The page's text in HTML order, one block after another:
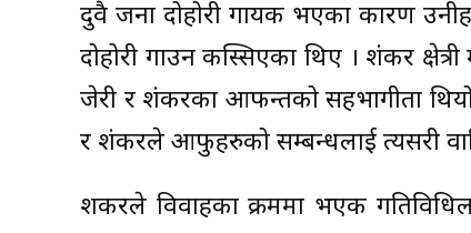
दुवै जना दोहोरी गायक भएका कारण
दोहोरी गाउन कस्सिएका थिए । शंकर
जेरी र शंकरका आफन्तको सहभागीता
र शंकरले आफुहरुको सम्बन्धलाई त्यसरी
शकरले विवाहका क्रममा भएक